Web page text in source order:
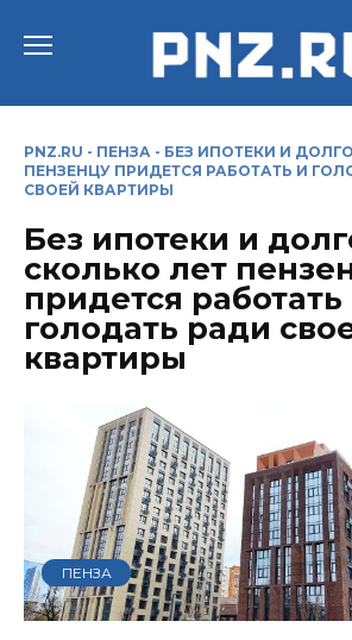
PNZ.RU - ПЕНЗА - БЕЗ ИПОТЕКИ И
ПЕНЗЕНЦУ ПРИДЕТСЯ РАБОТАТЬ И
СВОЕЙ КВАРТИРЫ
Без ипотеки и
сколько лет
придется работать
голодать ради
квартиры
ПЕНЗА